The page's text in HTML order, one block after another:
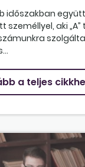
időszakban
aki
a teljes